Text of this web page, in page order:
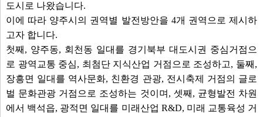
도시로 나왔습니다.
이에 따라 양주시의 권역별 발전방안을 4개 권역으로 제시하
고자 합니다.
첫째, 양주동, 회천동 일대를 경기북부 대도시권 중심거점으
로 광역교통 중심, 최첨단 지식산업 거점으로 조성하고, 둘째,
장흥면 일대를 역사문화, 친환경 관광, 전시축제 거점의 글로
벌 문화관광 거점으로 조성하는 것이며, 셋째, 균형발전 차원
에서 백석읍, 광적면 일대를 미래산업 R&D, 미래 교통육성 거